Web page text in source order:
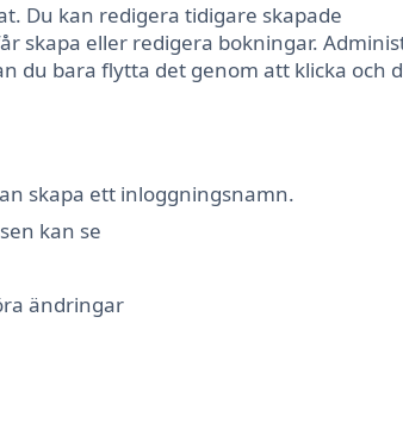
Du kan redigera tidigare skapade
skapa eller redigera bokningar.
du bara flytta det genom att klicka och
skapa ett inloggningsnamn.
kan se
ändringar